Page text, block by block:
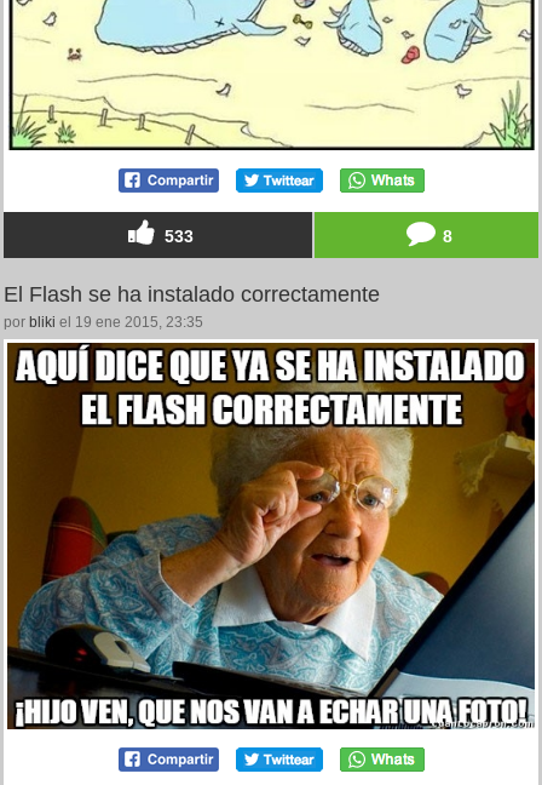
533 8
El Flash se ha instalado correctamente
por bliki el 19 ene 2015, 23:35